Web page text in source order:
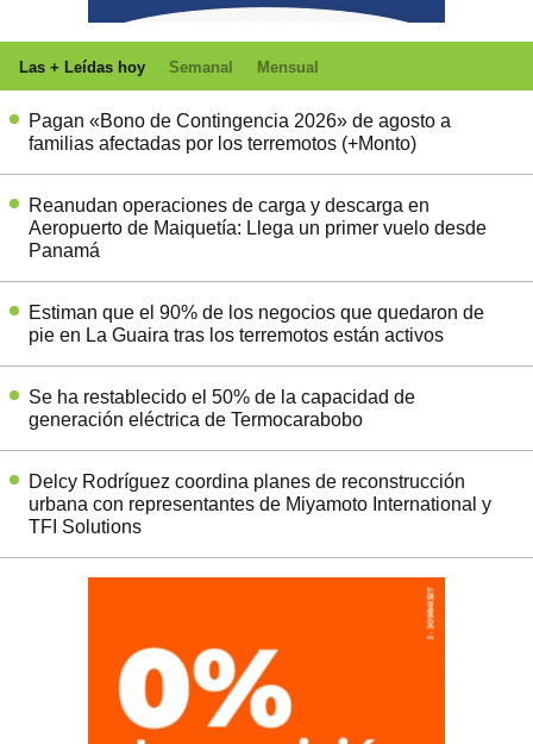
Las + Leídas hoy Semanal Mensual
Pagan «Bono de Contingencia 2026» de agosto a
familias afectadas por los terremotos (+Monto)
Reanudan operaciones de carga y descarga en
Aeropuerto de Maiquetía: Llega un primer vuelo desde
Panamá
Estiman que el 90% de los negocios que quedaron de
pie en La Guaira tras los terremotos están activos
Se ha restablecido el 50% de la capacidad de
generación eléctrica de Termocarabobo
Delcy Rodríguez coordina planes de reconstrucción
urbana con representantes de Miyamoto International y
TFI Solutions